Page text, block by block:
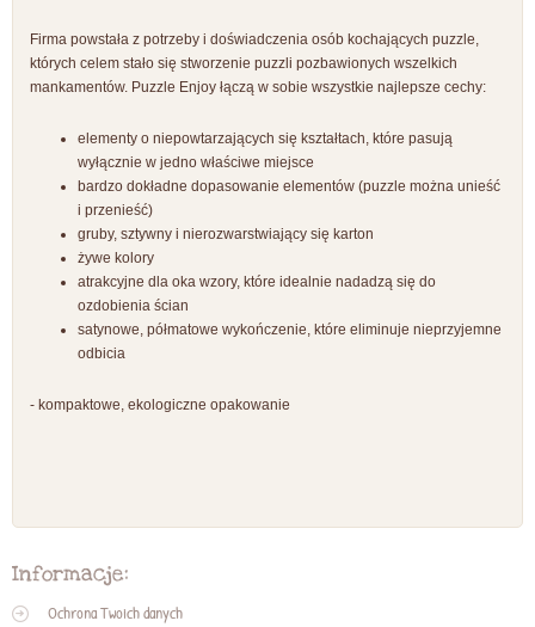
Firma powstała z potrzeby i doświadczenia osób kochających puzzle,
których celem stało się stworzenie puzzli pozbawionych wszelkich
mankamentów. Puzzle Enjoy łączą w sobie wszystkie najlepsze cechy:
elementy o niepowtarzających się kształtach, które pasują
wyłącznie w jedno właściwe miejsce
bardzo dokładne dopasowanie elementów (puzzle można unieść
i przenieść)
gruby, sztywny i nierozwarstwiający się karton
żywe kolory
atrakcyjne dla oka wzory, które idealnie nadadzą się do
ozdobienia ścian
satynowe, półmatowe wykończenie, które eliminuje nieprzyjemne
odbicia
- kompaktowe, ekologiczne opakowanie
Informacje:
Ochrona Twoich danych